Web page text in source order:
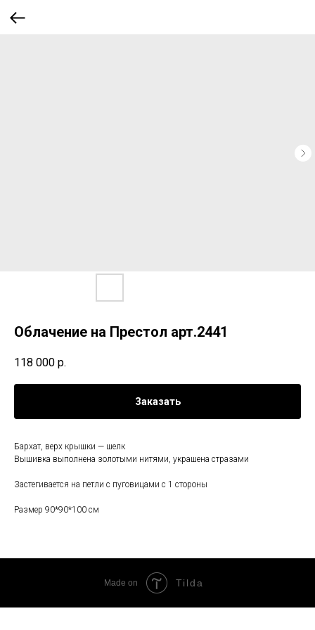
Облачение на Престол арт.2441
118 000 р.
Заказать
Бархат, верх крышки — шелк
Вышивка выполнена золотыми нитями, украшена стразами
Застегивается на петли с пуговицами с 1 стороны
Размер 90*90*100 см
Made on Tilda